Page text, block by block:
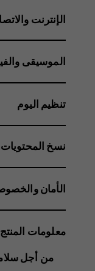
الإنترنت
الموسيقى
تنظيم اليوم
نسخ
الأمان
معلومات
من أجل